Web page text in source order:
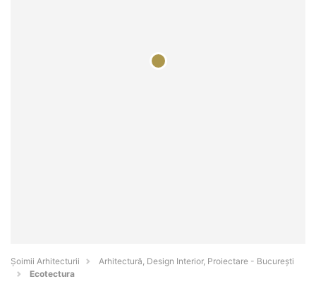
Șoimii Arhitecturii
Arhitectură, Design Interior, Proiectare - Bucureşti
Ecotectura